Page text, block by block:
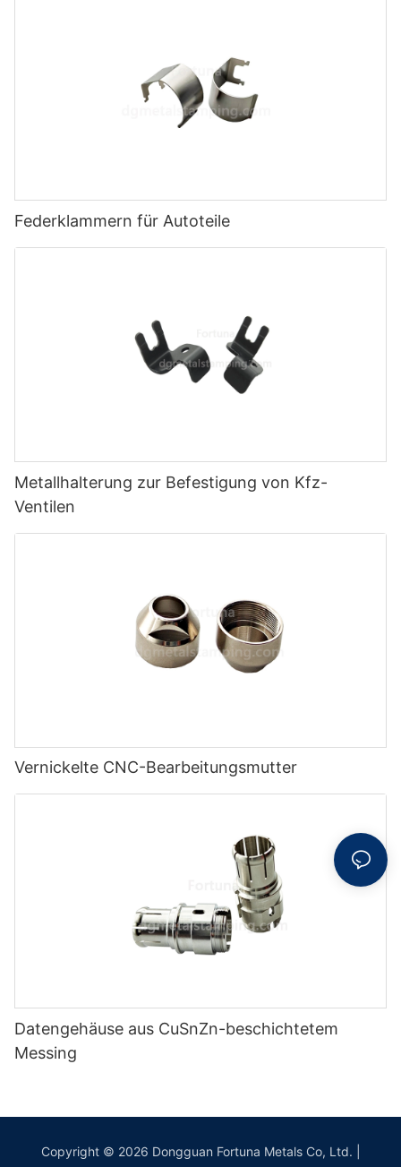
Federklammern für Autoteile
Metallhalterung zur Befestigung von Kfz-
Ventilen
Vernickelte CNC-Bearbeitungsmutter
Datengehäuse aus CuSnZn-beschichtetem
Messing
Copyright © 2026 Dongguan Fortuna Metals Co, Ltd. |